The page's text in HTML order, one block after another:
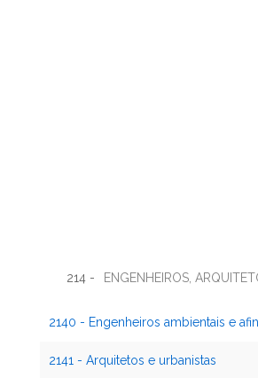
214 - ENGENHEIROS,
2140 - Engenheiros ambientais e
2141 - Arquitetos e urbanistas